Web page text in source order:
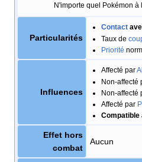
N'importe quel Pokémon
Particularités
Contact
Taux de
Priorité
Influences
Affecté par
Non-affecté
Non-affecté
Affecté par
Compatible
Effet hors
combat
Aucun